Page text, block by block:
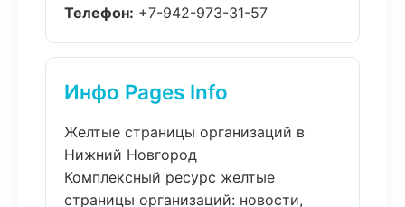
Телефон: +7-942-973-31-57
Инфо Pages Info
Желтые страницы организаций в
Нижний Новгород
Комплексный ресурс желтые
страницы организаций: новости,